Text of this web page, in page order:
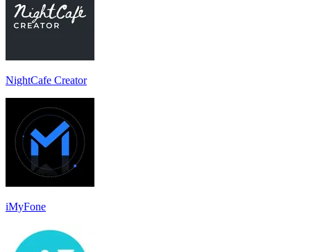
NightCafe Creator
iMyFone